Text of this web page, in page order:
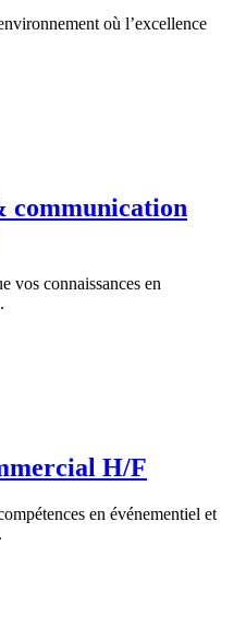
où l’excellence
communication
vos connaissances en
H/F
en événementiel et